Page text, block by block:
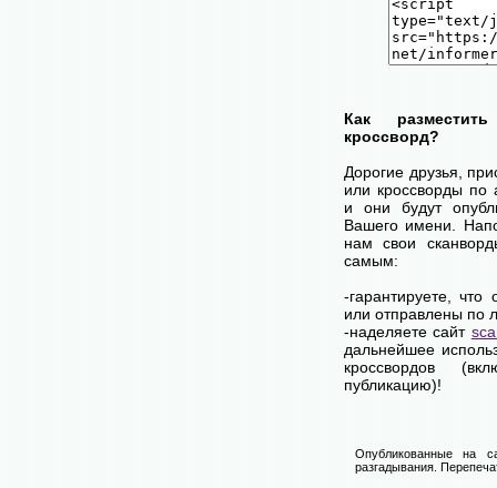
Как
кроссворд?
Дорогие друзья,
или кроссворды по
и они будут
Вашего имени.
нам свои
самым:
-гарантируете,
или отправлены по
-наделяете сайт
дальнейшее
кроссвордов
публикацию)!
Опубликованные на
разгадывания.